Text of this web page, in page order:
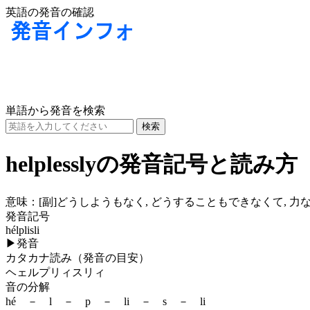
英語の発音の確認
単語から発音を検索
helplesslyの発音記号と読み方
意味： [副]どうしようもなく, どうすることもできなくて, 力
発音記号
hélplisli
▶発音
カタカナ読み（発音の目安）
ヘェルプリィスリィ
音の分解
hé － l － p － li － s － li